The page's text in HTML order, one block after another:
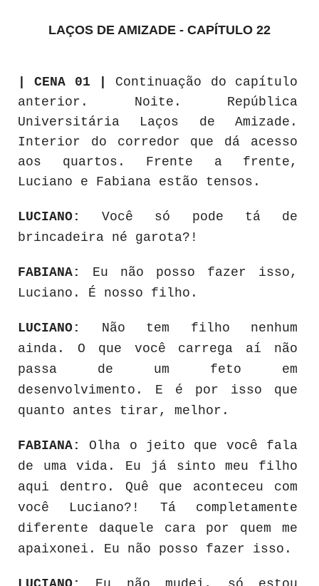
LAÇOS DE AMIZADE - CAPÍTULO 22
| CENA 01 | Continuação do capítulo
anterior. Noite. República
Universitária Laços de Amizade.
Interior do corredor que dá acesso
aos quartos. Frente a frente,
Luciano e Fabiana estão tensos.
LUCIANO:
Você só pode tá de
brincadeira né garota?!
FABIANA:
Eu não posso fazer isso,
Luciano. É nosso filho.
LUCIANO:
Não tem filho nenhum
ainda. O que você carrega aí não
passa de um feto em
desenvolvimento. E é por isso que
quanto antes tirar, melhor.
FABIANA:
Olha o jeito que você fala
de uma vida. Eu já sinto meu filho
aqui dentro. Quê que aconteceu com
você Luciano?! Tá completamente
diferente daquele cara por quem me
apaixonei. Eu não posso fazer isso.